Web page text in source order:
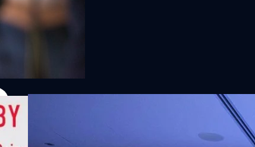
หัวเว่ยเดินหน้าปฏิวัติวงการสาธารณสุขไทยด้ว
เกมเร่งเครื่อง AI เพื่อการแพทย์ในประเทศไทย